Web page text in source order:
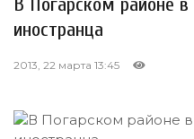
иностранца
2013, 22 марта 13:45